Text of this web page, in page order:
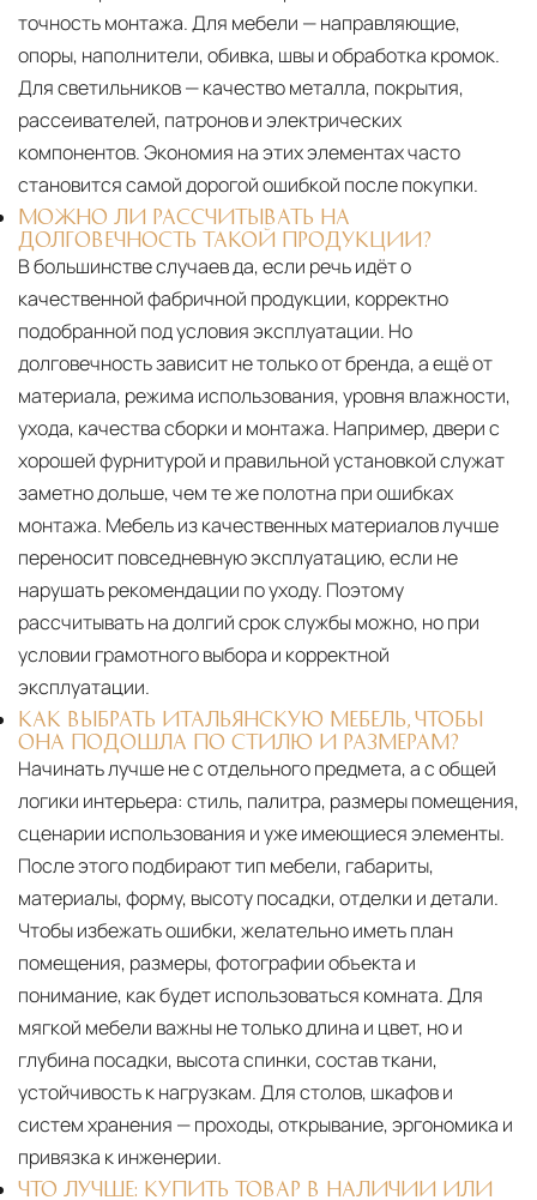
точность монтажа. Для мебели — направляющие,
опоры, наполнители, обивка, швы и обработка кромок.
Для светильников — качество металла, покрытия,
рассеивателей, патронов и электрических
компонентов. Экономия на этих элементах часто
становится самой дорогой ошибкой после покупки.
МОЖНО ЛИ РАССЧИТЫВАТЬ НА
ДОЛГОВЕЧНОСТЬ ТАКОЙ ПРОДУКЦИИ?
В большинстве случаев да, если речь идёт о
качественной фабричной продукции, корректно
подобранной под условия эксплуатации. Но
долговечность зависит не только от бренда, а ещё от
материала, режима использования, уровня влажности,
ухода, качества сборки и монтажа. Например, двери с
хорошей фурнитурой и правильной установкой служат
заметно дольше, чем те же полотна при ошибках
монтажа. Мебель из качественных материалов лучше
переносит повседневную эксплуатацию, если не
нарушать рекомендации по уходу. Поэтому
рассчитывать на долгий срок службы можно, но при
условии грамотного выбора и корректной
эксплуатации.
КАК ВЫБРАТЬ ИТАЛЬЯНСКУЮ МЕБЕЛЬ, ЧТОБЫ
ОНА ПОДОШЛА ПО СТИЛЮ И РАЗМЕРАМ?
Начинать лучше не с отдельного предмета, а с общей
логики интерьера: стиль, палитра, размеры помещения,
сценарии использования и уже имеющиеся элементы.
После этого подбирают тип мебели, габариты,
материалы, форму, высоту посадки, отделки и детали.
Чтобы избежать ошибки, желательно иметь план
помещения, размеры, фотографии объекта и
понимание, как будет использоваться комната. Для
мягкой мебели важны не только длина и цвет, но и
глубина посадки, высота спинки, состав ткани,
устойчивость к нагрузкам. Для столов, шкафов и
систем хранения — проходы, открывание, эргономика и
привязка к инженерии.
ЧТО ЛУЧШЕ: КУПИТЬ ТОВАР В НАЛИЧИИ ИЛИ